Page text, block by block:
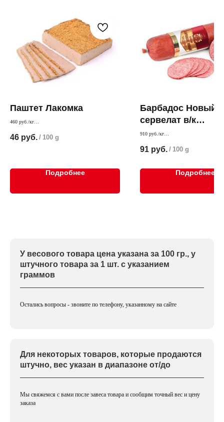
Паштет Лакомка
460 руб./кг
46 руб. / 100 g
Подробнее
Барбадос Новый
сервелат в/к
Гродненский
мясокомбинат
910 руб./кг
классическое сервелате
91 руб. / 100 g
Подробнее
У весового товара цена указана за 100 гр., у
штучного товара за 1 шт. с указанием
граммов
Остались вопросы - звоните по телефону, указанному на сайте
Для некоторых товаров, которые продаются
штучно, вес указан в диапазоне от/до
Мы свяжемся с вами после завеса товара и сообщим точный вес и цену
заказа